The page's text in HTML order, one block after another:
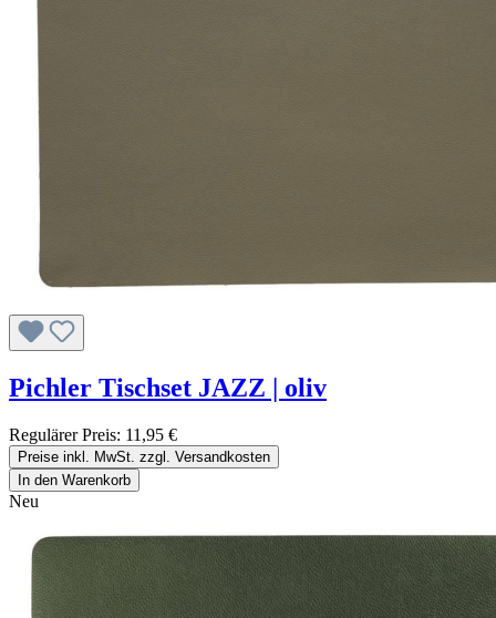
Pichler Tischset JAZZ | oliv
Regulärer Preis: 11,95 €
Preise inkl. MwSt. zzgl. Versandkosten
In den Warenkorb
Neu